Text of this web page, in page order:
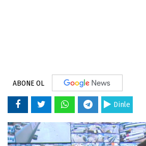
ABONE OL
Dinle